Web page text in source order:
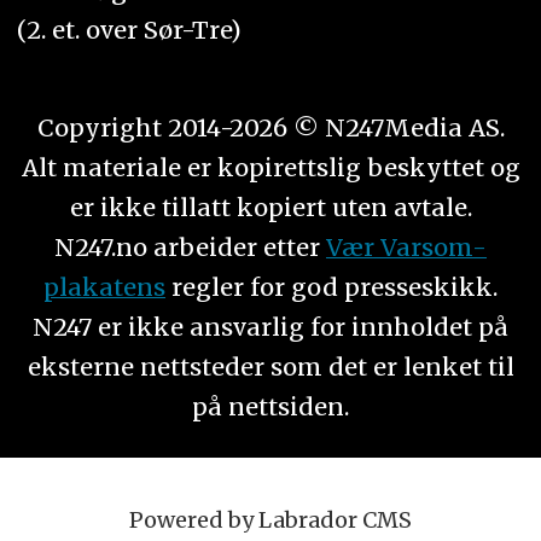
(2. et. over Sør-Tre)
Copyright 2014-2026 © N247Media AS.
Alt materiale er kopirettslig beskyttet og
er ikke tillatt kopiert uten avtale.
N247.no arbeider etter Vær Varsom-
plakatens regler for god presseskikk.
N247 er ikke ansvarlig for innholdet på
eksterne nettsteder som det er lenket til
på nettsiden.
Powered by Labrador CMS